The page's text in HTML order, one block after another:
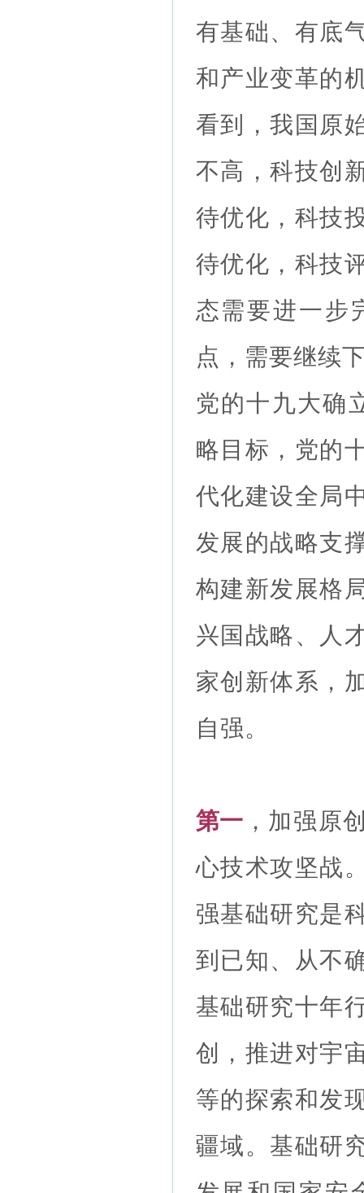
有基础、有底
和产业变革的
看到，我国原
不高，科技创
待优化，科技
待优化，科技
态需要进一步
点，需要继
党的十九大确
略目标，党的
代化建设全局
发展的战略支
构建新发展格
兴国战略、人
家创新体系，
自强。
第一 ，加强原
心技术攻坚战
强基础研究是
到已知、从不
基础研究十年
创，推进对宇
等的探索和发
疆域。基础研